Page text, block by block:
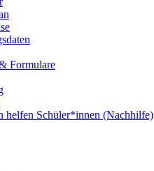
Formulare
helfen Schüler*innen (Nachhilfe)